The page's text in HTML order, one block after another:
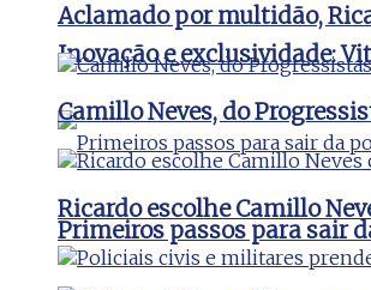
Inovação e exclusividade:
Primeiros passos para sair
Aclamado por multidão,
Camillo Neves, do
Ricardo escolhe Camillo